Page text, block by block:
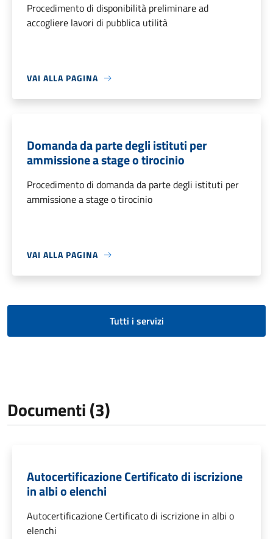
Procedimento di disponibilità preliminare ad
accogliere lavori di pubblica utilità
VAI ALLA PAGINA
Domanda da parte degli istituti per
ammissione a stage o tirocinio
Procedimento di domanda da parte degli istituti per
ammissione a stage o tirocinio
VAI ALLA PAGINA
Tutti i servizi
Documenti (3)
Autocertificazione Certificato di iscrizione
in albi o elenchi
Autocertificazione Certificato di iscrizione in albi o
elenchi